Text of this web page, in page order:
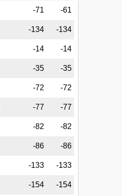
-71 -61
-134 -134
-14 -14
-35 -35
-72 -72
-77 -77
-82 -82
-86 -86
-133 -133
-154 -154